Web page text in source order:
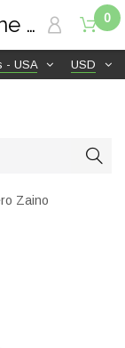
USD
- USA
0
Zaino
Sem Vaccaro Alce Pitone Nero Zaino | TutITALIA